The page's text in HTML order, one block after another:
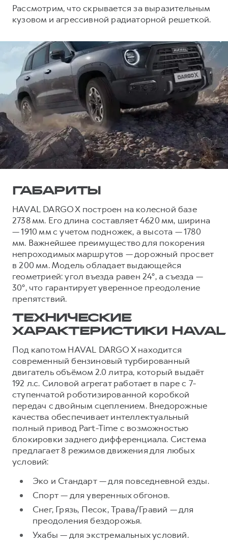
F7
от 2 899 000 ₽
F7X
от 3 599 000 ₽
POER
от 3 449 000 ₽
КОРПОРАТИВНЫМ КЛИЕНТАМ
Для малого бизнеса
Корпоративным клиентам
Крупным корпоративным клиентам
Система управления автопарком
Сервис для корпоративных клиентов
HAVAL Лизинг
АКСЕССУАРЫ HAVAL
Автомобильные аксессуары
Коллекция Базовая
Коллекция Детская
Гарантия HAVAL
Мобильное приложение GWM
Программа «HAVAL Защита+»
Руководства по эксплуатации
Подписки
АКСЕССУАРЫ HAVAL
Автомобильные аксессуары
Коллекция CITY
Коллекция Базовая
Рассмотрим, что скрывается за выразительным
кузовом и агрессивной радиаторной решеткой.
ГАБАРИТЫ
HAVAL DARGO X построен на колесной базе
2738 мм. Его длина составляет 4620 мм, ширина
— 1910 мм с учетом подножек, а высота — 1780
мм. Важнейшее преимущество для покорения
непроходимых маршрутов — дорожный просвет
в 200 мм. Модель обладает выдающейся
геометрией: угол въезда равен 24°, а съезда —
30°, что гарантирует уверенное преодоление
препятствий.
ТЕХНИЧЕСКИЕ
ХАРАКТЕРИСТИКИ HAVAL
Под капотом HAVAL DARGO X находится
современный бензиновый турбированный
двигатель объёмом 2.0 литра, который выдаёт
192 л.с. Силовой агрегат работает в паре с 7-
ступенчатой роботизированной коробкой
передач с двойным сцеплением. Внедорожные
качества обеспечивает интеллектуальный
полный привод Part-Time с возможностью
блокировки заднего дифференциала. Система
предлагает 8 режимов движения для любых
условий:
Эко и Стандарт — для повседневной езды.
Спорт — для уверенных обгонов.
Снег, Грязь, Песок, Трава/Гравий — для
преодоления бездорожья.
Ухабы — для экстремальных условий.